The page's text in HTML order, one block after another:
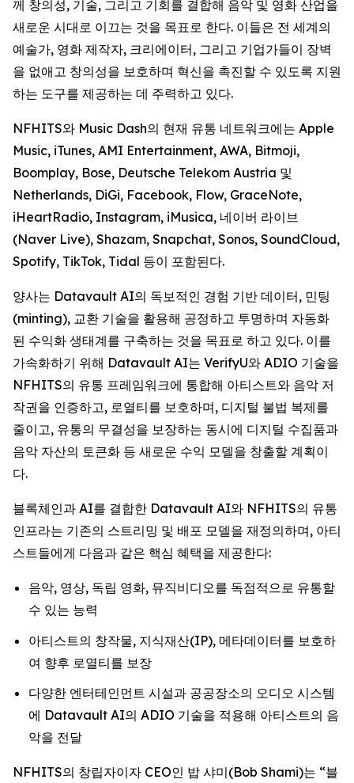
께 창의성, 기술, 그리고 기회를 결합해 음악 및 영화 산업을
새로운 시대로 이끄는 것을 목표로 한다. 이들은 전 세계의
예술가, 영화 제작자, 크리에이터, 그리고 기업가들이 장벽
을 없애고 창의성을 보호하며 혁신을 촉진할 수 있도록 지원
하는 도구를 제공하는 데 주력하고 있다.
NFHITS와 Music Dash의 현재 유통 네트워크에는 Apple
Music, iTunes, AMI Entertainment, AWA, Bitmoji,
Boomplay, Bose, Deutsche Telekom Austria 및
Netherlands, DiGi, Facebook, Flow, GraceNote,
iHeartRadio, Instagram, iMusica, 네이버 라이브
(Naver Live), Shazam, Snapchat, Sonos, SoundCloud,
Spotify, TikTok, Tidal 등이 포함된다.
양사는 Datavault AI의 독보적인 경험 기반 데이터, 민팅
(minting), 교환 기술을 활용해 공정하고 투명하며 자동화
된 수익화 생태계를 구축하는 것을 목표로 하고 있다. 이를
가속화하기 위해 Datavault AI는 VerifyU와 ADIO 기술을
NFHITS의 유통 프레임워크에 통합해 아티스트와 음악 저
작권을 인증하고, 로열티를 보호하며, 디지털 불법 복제를
줄이고, 유통의 무결성을 보장하는 동시에 디지털 수집품과
음악 자산의 토큰화 등 새로운 수익 모델을 창출할 계획이
다.
블록체인과 AI를 결합한 Datavault AI와 NFHITS의 유통
인프라는 기존의 스트리밍 및 배포 모델을 재정의하며, 아티
스트들에게 다음과 같은 핵심 혜택을 제공한다:
음악, 영상, 독립 영화, 뮤직비디오를 독점적으로 유통할
수 있는 능력
아티스트의 창작물, 지식재산(IP), 메타데이터를 보호하
여 향후 로열티를 보장
다양한 엔터테인먼트 시설과 공공장소의 오디오 시스템
에 Datavault AI의 ADIO 기술을 적용해 아티스트의 음
악을 전달
NFHITS의 창립자이자 CEO인 밥 샤미(Bob Shami)는 “블